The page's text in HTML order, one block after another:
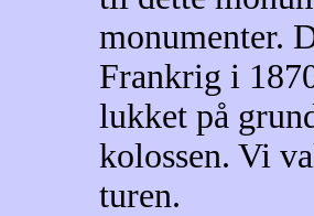
monumenter.
Frankrig i
lukket på
kolossen. Vi
turen.